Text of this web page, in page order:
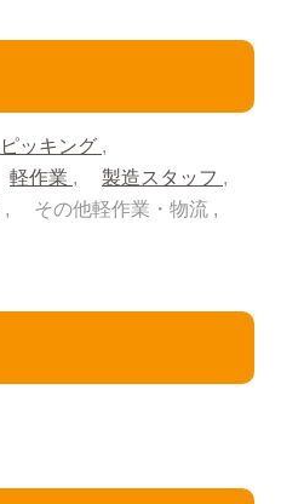
ピッキング
軽作業
製造スタッフ
その他軽作業・物流